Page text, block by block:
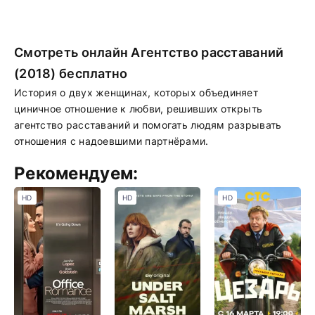
Смотреть онлайн Агентство расставаний
(2018) бесплатно
История о двух женщинах, которых объединяет
циничное отношение к любви, решивших открыть
агентство расставаний и помогать людям разрывать
отношения с надоевшими партнёрами.
Рекомендуем:
HD HD HD